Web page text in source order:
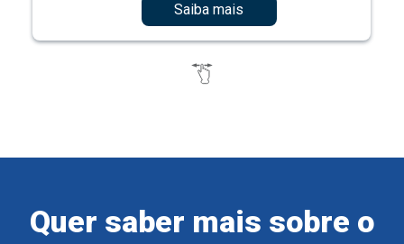
Saiba mais
Quer saber mais sobre o